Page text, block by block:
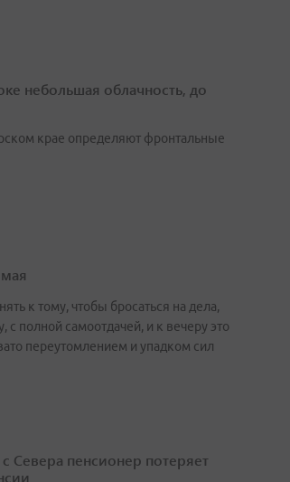
небольшая облачность, до
крае определяют фронтальные
к тому, чтобы бросаться на дела,
с полной самоотдачей, и к вечеру это
переутомлением и упадком сил
Севера пенсионер потеряет